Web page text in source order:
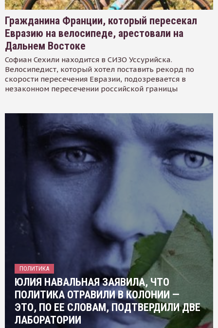
Гражданина Франции, который пересекал
Евразию на велосипеде, арестовали на
Дальнем Востоке
Софиан Сехили находится в СИЗО Уссурийска.
Велосипедист, который хотел поставить рекорд по
скорости пересечения Евразии, подозревается в
незаконном пересечении российской границы
ПОЛИТИКА
ЮЛИЯ НАВАЛЬНАЯ ЗАЯВИЛА, ЧТО
ПОЛИТИКА ОТРАВИЛИ В КОЛОНИИ —
ЭТО, ПО ЕЕ СЛОВАМ, ПОДТВЕРДИЛИ ДВЕ
ЛАБОРАТОРИИ